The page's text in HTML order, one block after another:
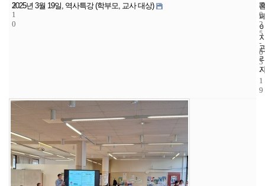
3
1
0
2025년 3월 19일, 역사특강 (학부모, 교사 대상) 8
2
0
2
5
-
0
3
-
1
9